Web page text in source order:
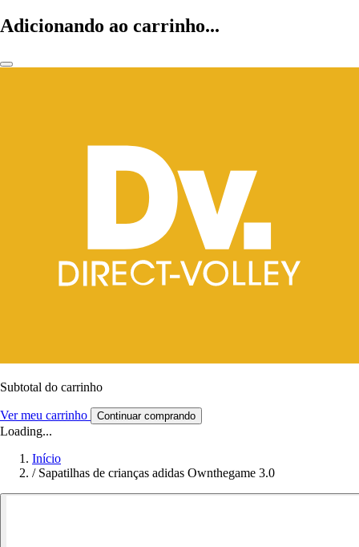
Adicionando ao carrinho...
Subtotal do carrinho
Ver meu carrinho Continuar comprando
Loading...
Início
/ Sapatilhas de crianças adidas Ownthegame 3.0